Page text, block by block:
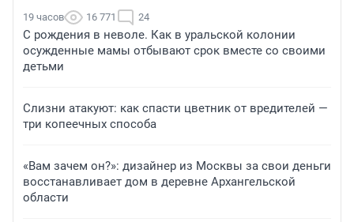
19 часов 16 771 24
С рождения в неволе. Как в уральской колонии
осужденные мамы отбывают срок вместе со своими
детьми
Слизни атакуют: как спасти цветник от вредителей —
три копеечных способа
«Вам зачем он?»: дизайнер из Москвы за свои деньги
восстанавливает дом в деревне Архангельской
области